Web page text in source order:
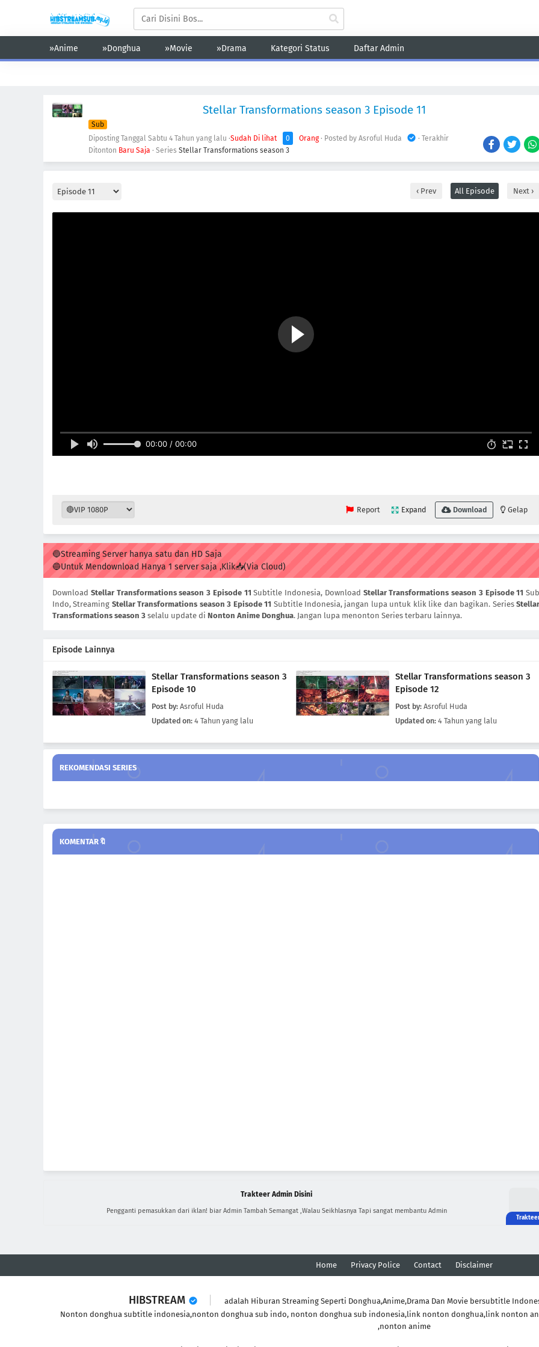
»Anime »Donghua »Movie »Drama Kategori Status Daftar Admin
Stellar Transformations season 3 Episode 11
Sub
Diposting Tanggal Sabtu 4 Tahun yang lalu ·Sudah Di lihat 0 Orang · Posted by Asroful Huda
· Terakhir
Ditonton Baru Saja · Series Stellar Transformations season 3
Prev All Episode Next
Report Expand Download Gelap
🔵Streaming Server hanya satu dan HD Saja
🔵Untuk Mendownload Hanya 1 server saja ,Klik📥(Via Cloud)
Download Stellar Transformations season 3 Episode 11 Subtitle Indonesia, Download Stellar Transformations season 3 Episode 11 Sub
Indo, Streaming Stellar Transformations season 3 Episode 11 Subtitle Indonesia, jangan lupa untuk klik like dan bagikan. SeriesStellar
Transformations season 3 selalu update di Nonton Anime Donghua. Jangan lupa menonton Series terbaru lainnya.
Episode Lainnya
Stellar Transformations season 3
Episode 10
Post by: Asroful Huda
Updated on: 4 Tahun yang lalu
Stellar Transformations season 3
Episode 12
Post by: Asroful Huda
Updated on: 4 Tahun yang lalu
REKOMENDASI SERIES
KOMENTAR🔖
Trakteer Admin Disini
Pengganti pemasukkan dari iklan! biar Admin Tambah Semangat ,Walau Seikhlasnya Tapi sangat membantu Admin
Home Privacy Police Contact Disclaimer
HIBSTREAM adalah Hiburan Streaming Seperti Donghua,Anime,Drama Dan Movie bersubtitle
Nonton donghua subtitle indonesia,nonton donghua sub indo, nonton donghua sub indonesia,link nonton donghua,link nonton
,nonton anime